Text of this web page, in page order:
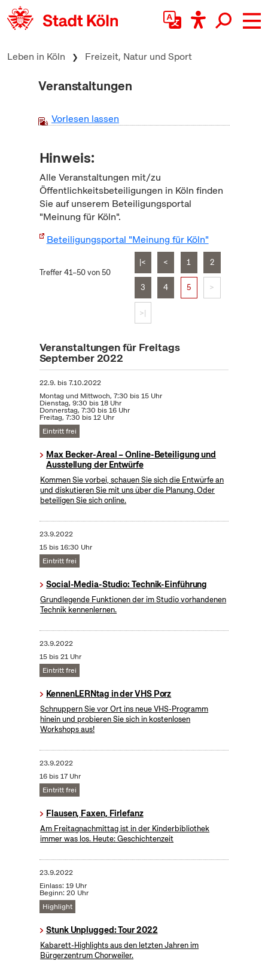
zum Inhalt springen
Leben in Köln Freizeit, Natur und Sport
Veranstaltungen
Vorlesen lassen
Hinweis:
Alle Veranstaltungen mit/zu
Öffentlichkeitsbeteiligungen in Köln finden
Sie auf unserem Beteiligungsportal
"Meinung für Köln".
Beteiligungsportal "Meinung für Köln"
Treffer 41–50 von 50
|< < 1 2
3 4 5 >
>|
Veranstaltungen für Freitags
September 2022
22.9. bis7.10.2022
Montag und Mittwoch, 7:30 bis 15 Uhr
Dienstag, 9:30 bis 18 Uhr
Donnerstag, 7:30 bis 16 Uhr
Freitag, 7:30 bis 12 Uhr
Eintritt frei
Max Becker-Areal – Online-Beteiligung und
Ausstellung der Entwürfe
Kommen Sie vorbei, schauen Sie sich die Entwürfe an
und diskutieren Sie mit uns über die Planung. Oder
beteiligen Sie sich online.
23.9.2022
15 bis 16:30 Uhr
Eintritt frei
Social-Media-Studio: Technik-Einführung
Grundlegende Funktionen der im Studio vorhandenen
Technik kennenlernen.
23.9.2022
15 bis 21 Uhr
Eintritt frei
KennenLERNtag in der VHS Porz
Schnuppern Sie vor Ort ins neue VHS-Programm
hinein und probieren Sie sich in kostenlosen
Workshops aus!
23.9.2022
16 bis 17 Uhr
Eintritt frei
Flausen, Faxen, Firlefanz
Am Freitagnachmittag ist in der Kinderbibliothek
immer was los. Heute: Geschichtenzeit
23.9.2022
Einlass: 19 Uhr
Beginn: 20 Uhr
Highlight
Stunk Unplugged: Tour 2022
Kabarett-Highlights aus den letzten Jahren im
Bürgerzentrum Chorweiler.